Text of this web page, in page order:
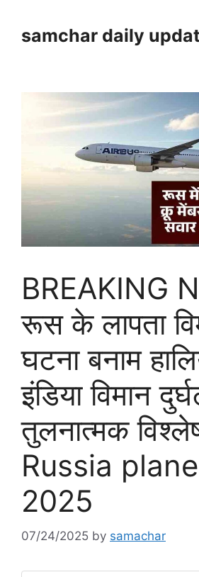
contentsamchar daily
BREAKING
रूस के लापता
घटना बनाम
इंडिया विमान
तुलनात्मक
Russia
2025
07/24/2025 by samachar